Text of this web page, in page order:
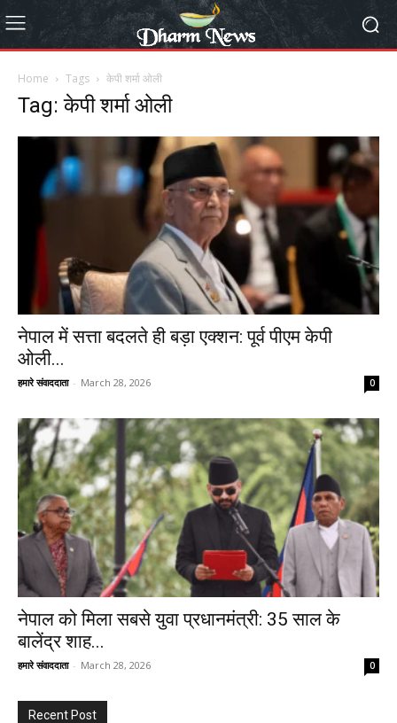
Home Tags केपी शर्मा ओली
Tag: केपी शर्मा ओली
नेपाल में सत्ता बदलते ही बड़ा एक्शन: पूर्व पीएम केपी
ओली...
हमारे संवाददाता - March 28, 2026 0
नेपाल को मिला सबसे युवा प्रधानमंत्री: 35 साल के
बालेंद्र शाह...
हमारे संवाददाता - March 28, 2026 0
Recent Post